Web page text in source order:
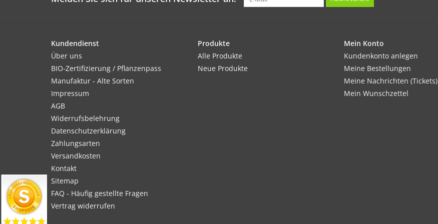
Kundendienst
Über uns
BIO-Zertifizierung / Pflanzenpass
Manufaktur - Alte Sorten
Impressum
AGB
Widerrufsbelehrung
Datenschutzerklärung
Zahlungsarten
Versandkosten
Kontakt
Sitemap
FAQ - Häufig gestellte Fragen
Vertrag widerrufen
Produkte
Alle Produkte
Neue Produkte
Mein Konto
Kundenkonto anlegen
Meine Bestellungen
Meine Nachrichten (Tickets)
Mein Wunschzettel